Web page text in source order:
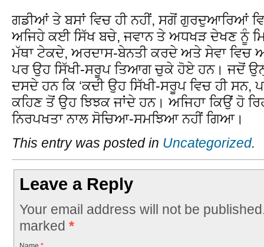
ਗਡੀਆਂ ਤੇ ਬਸਾਂ ਵਿਚ ਹੀ ਨਹੀਂ, ਸਗੋਂ ਗੁਰਦੁਆਰਿਆਂ
ਅਜਿਹੇ ਕਈ ਸਿੱਖ ਬਚੇ, ਜਵਾਨ ਤੇ ਅਧਖੜ ਦੇਖਣ ਨੂੰ
ਮੱਥਾ ਟੇਕਦੇ, ਅਰਦਾਸ-ਬੇਨਤੀ ਕਰਦੇ ਅਤੇ ਸੇਵਾ ਵਿਚ
ਪਰ ਉਹ ਸਿੱਖੀ-ਸਰੂਪ ਤਿਆਗ ਚੁਕੇ ਹੋਏ ਹਨ। ਜਦੋਂ
ਦਸਦੇ ਹਨ ਕਿ ‘ਕਦੀ ਉਹ ਸਿੱਖੀ-ਸਰੂਪ ਵਿਚ ਹੀ
ਕਹਿਣ ਤੋਂ ਉਹ ਝਿਝਕ ਜਾਂਦੇ ਹਨ। ਅਜਿਹਾ ਕਿਉਂ ਹੋ
ਨਿਰਪਖਤਾ ਨਾਲ ਸੋਚਿਆ-ਸਮਝਿਆ ਨਹੀਂ ਗਿਆ।
This entry was posted in Uncategorized.
Leave a Reply
Your email address will not be
marked *